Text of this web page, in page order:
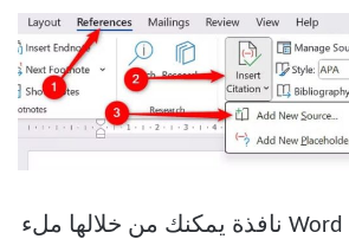
سيفتح لك برنامج Word نافذة يمكنك من خلالها ملء